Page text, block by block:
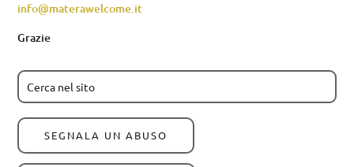
info@materawelcome.it
Grazie
SEGNALA UN ABUSO